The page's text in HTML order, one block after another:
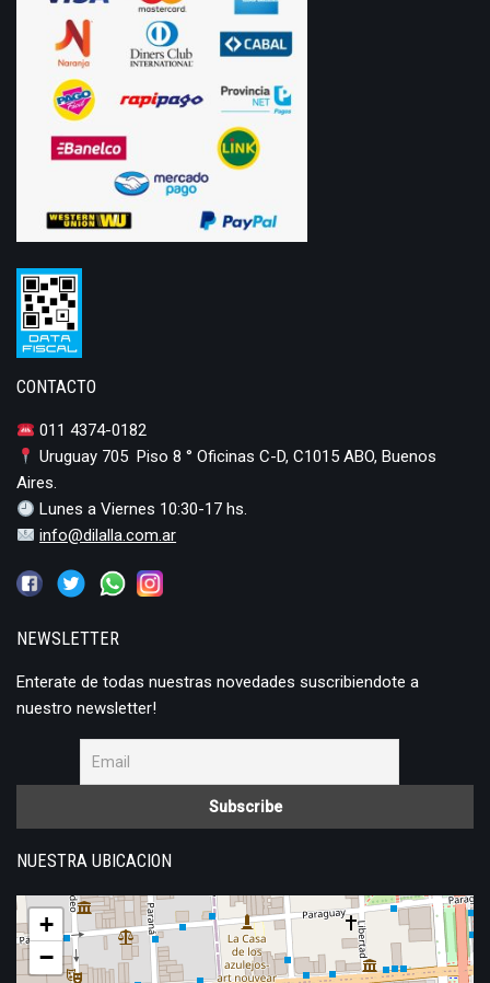
CONTACTO
011 4374-0182
Uruguay 705 Piso 8 ° Oficinas C-D, C1015 ABO, Buenos
Aires.
Lunes a Viernes 10:30-17 hs.
info@dilalla.com.ar
NEWSLETTER
Enterate de todas nuestras novedades suscribiendote a
nuestro newsletter!
NUESTRA UBICACION
+
−